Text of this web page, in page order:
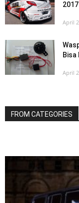
April
Bisa
April
FROM CATEGORIES